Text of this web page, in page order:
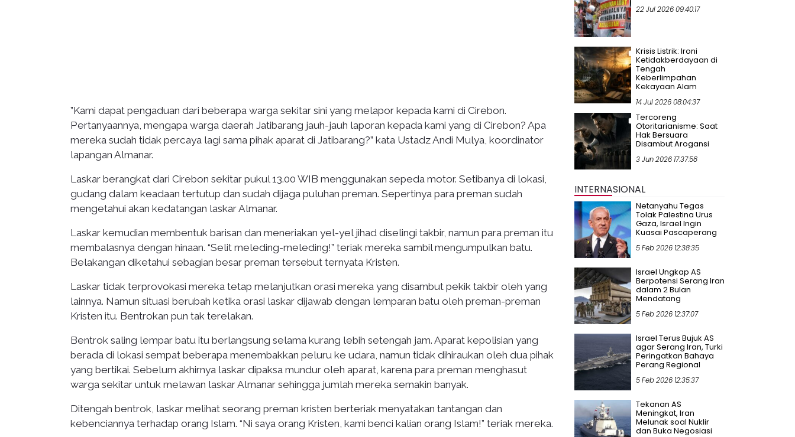
”Kami dapat pengaduan dari beberapa warga sekitar sini yang melapor kepada kami di Cirebon.
Pertanyaannya, mengapa warga daerah Jatibarang jauh-jauh laporan kepada kami yang di Cirebon? Apa
mereka sudah tidak percaya lagi sama pihak aparat di Jatibarang?” kata Ustadz Andi Mulya, koordinator
lapangan Almanar.
Laskar berangkat dari Cirebon sekitar pukul 13.00 WIB menggunakan sepeda motor. Setibanya di lokasi,
gudang dalam keadaan tertutup dan sudah dijaga puluhan preman. Sepertinya para preman sudah
mengetahui akan kedatangan laskar Almanar.
Laskar kemudian membentuk barisan dan meneriakan yel-yel jihad diselingi takbir, namun para preman itu
membalasnya dengan hinaan. “Selit meleding-meleding!” teriak mereka sambil mengumpulkan batu.
Belakangan diketahui sebagian besar preman tersebut ternyata Kristen.
Laskar tidak terprovokasi mereka tetap melanjutkan orasi mereka yang disambut pekik takbir oleh yang
lainnya. Namun situasi berubah ketika orasi laskar dijawab dengan lemparan batu oleh preman-preman
Kristen itu. Bentrokan pun tak terelakan.
Bentrok saling lempar batu itu berlangsung selama kurang lebih setengah jam. Aparat kepolisian yang
berada di lokasi sempat beberapa menembakkan peluru ke udara, namun tidak dihiraukan oleh dua pihak
yang bertikai. Sebelum akhirnya laskar dipaksa mundur oleh aparat, karena para preman menghasut
warga sekitar untuk melawan laskar Almanar sehingga jumlah mereka semakin banyak.
Ditengah bentrok, laskar melihat seorang preman kristen berteriak menyatakan tantangan dan
kebenciannya terhadap orang Islam. “Ni saya orang Kristen, kami benci kalian orang Islam!” teriak mereka.
22 Jul 2026 09:40:17
Krisis Listrik: Ironi
Ketidakberdayaan di
Tengah
Keberlimpahan
Kekayaan Alam
14 Jul 2026 08:04:37
Tercoreng
Otoritarianisme: Saat
Hak Bersuara
Disambut Arogansi
3 Jun 2026 17:37:58
INTERNASIONAL
Netanyahu Tegas
Tolak Palestina Urus
Gaza, Israel Ingin
Kuasai Pascaperang
5 Feb 2026 12:38:35
Israel Ungkap AS
Berpotensi Serang Iran
dalam 2 Bulan
Mendatang
5 Feb 2026 12:37:07
Israel Terus Bujuk AS
agar Serang Iran, Turki
Peringatkan Bahaya
Perang Regional
5 Feb 2026 12:35:37
Tekanan AS
Meningkat, Iran
Melunak soal Nuklir
dan Buka Negosiasi